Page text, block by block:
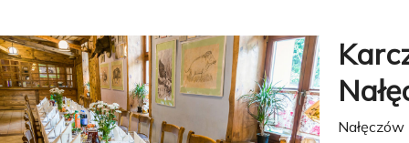
Nałęczów